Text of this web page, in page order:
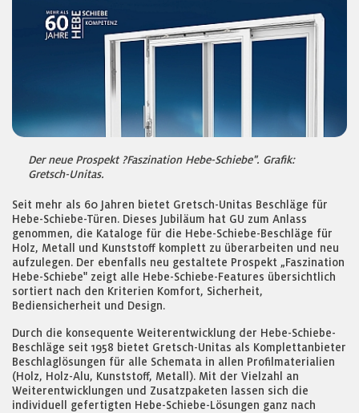
Der neue Prospekt ?Faszination Hebe-Schiebe". Grafik:
Gretsch-Unitas.
Seit mehr als 60 Jahren bietet Gretsch-Unitas Beschläge für
Hebe-Schiebe-Türen. Dieses Jubiläum hat GU zum Anlass
genommen, die Kataloge für die Hebe-Schiebe-Beschläge für
Holz, Metall und Kunststoff komplett zu überarbeiten und neu
aufzulegen. Der ebenfalls neu gestaltete Prospekt „Faszination
Hebe-Schiebe" zeigt alle Hebe-Schiebe-Features übersichtlich
sortiert nach den Kriterien Komfort, Sicherheit,
Bediensicherheit und Design.
Durch die konsequente Weiterentwicklung der Hebe-Schiebe-
Beschläge seit 1958 bietet Gretsch-Unitas als Komplettanbieter
Beschlaglösungen für alle Schemata in allen Profilmaterialien
(Holz, Holz-Alu, Kunststoff, Metall). Mit der Vielzahl an
Weiterentwicklungen und Zusatzpaketen lassen sich die
individuell gefertigten Hebe-Schiebe-Lösungen ganz nach